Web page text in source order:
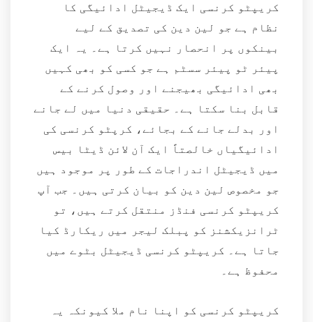
کریپٹو کرنسی ایک ڈیجیٹل ادائیگی کا
نظام ہے جو لین دین کی تصدیق کے لیے
بینکوں پر انحصار نہیں کرتا ہے۔ یہ ایک
پیئر ٹو پیئر سسٹم ہے جو کسی کو بھی کہیں
بھی ادائیگی بھیجنے اور وصول کرنے کے
قابل بنا سکتا ہے۔ حقیقی دنیا میں لے جانے
اور بدلے جانے کے بجائے، کرپٹو کرنسی کی
ادائیگیاں خالصتاً ایک آن لائن ڈیٹا بیس
میں ڈیجیٹل اندراجات کے طور پر موجود ہیں
جو مخصوص لین دین کو بیان کرتی ہیں۔ جب آپ
کریپٹو کرنسی فنڈز منتقل کرتے ہیں، تو
ٹرانزیکشنز کو پبلک لیجر میں ریکارڈ کیا
جاتا ہے۔ کریپٹو کرنسی ڈیجیٹل بٹوے میں
محفوظ ہے۔
کریپٹو کرنسی کو اپنا نام ملا کیونکہ یہ